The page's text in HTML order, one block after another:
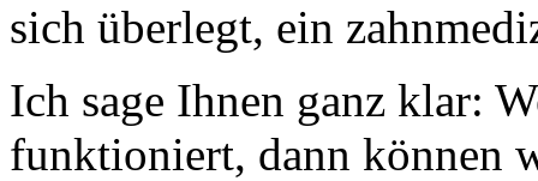
sich überlegt, ein
Ich sage Ihnen ganz klar:
funktioniert, dann können